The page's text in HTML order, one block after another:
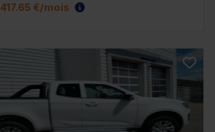
417.65 €/mois